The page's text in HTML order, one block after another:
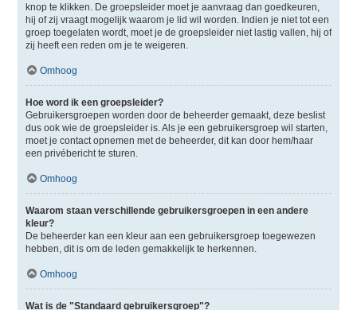
knop te klikken. De groepsleider moet je aanvraag dan goedkeuren,
hij of zij vraagt mogelijk waarom je lid wil worden. Indien je niet tot een
groep toegelaten wordt, moet je de groepsleider niet lastig vallen, hij of
zij heeft een reden om je te weigeren.
Omhoog
Hoe word ik een groepsleider?
Gebruikersgroepen worden door de beheerder gemaakt, deze beslist
dus ook wie de groepsleider is. Als je een gebruikersgroep wil starten,
moet je contact opnemen met de beheerder, dit kan door hem/haar
een privébericht te sturen.
Omhoog
Waarom staan verschillende gebruikersgroepen in een andere
kleur?
De beheerder kan een kleur aan een gebruikersgroep toegewezen
hebben, dit is om de leden gemakkelijk te herkennen.
Omhoog
Wat is de "Standaard gebruikersgroep"?